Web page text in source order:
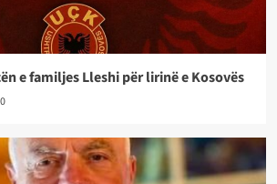
e familjes Lleshi për lirinë e Kosovës
0